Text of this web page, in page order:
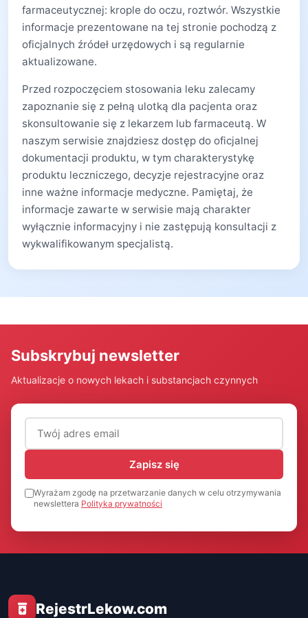
farmaceutycznej: krople do oczu, roztwór. Wszystkie
informacje prezentowane na tej stronie pochodzą z
oficjalnych źródeł urzędowych i są regularnie
aktualizowane.
Przed rozpoczęciem stosowania leku zalecamy
zapoznanie się z pełną ulotką dla pacjenta oraz
skonsultowanie się z lekarzem lub farmaceutą. W
naszym serwisie znajdziesz dostęp do oficjalnej
dokumentacji produktu, w tym charakterystykę
produktu leczniczego, decyzje rejestracyjne oraz
inne ważne informacje medyczne. Pamiętaj, że
informacje zawarte w serwisie mają charakter
wyłącznie informacyjny i nie zastępują konsultacji z
wykwalifikowanym specjalistą.
Subskrybuj newsletter
Aktualizacje o nowych lekach i substancjach czynnych
Adres email (wymagany)
Zapisz się
Wyrażam zgodę na przetwarzanie danych w celu otrzymywania
newslettera Polityka prywatności
RejestrLekow.com